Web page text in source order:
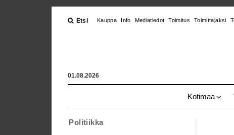
Etsi Kauppa Info Mediatiedot Toimitus Toimittajaksi
01.08.2026
Kotimaa
Politiikka